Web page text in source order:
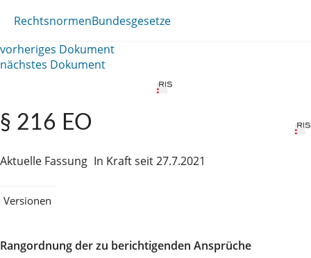
RechtsnormenBundesgesetze
vorheriges Dokument
nächstes Dokument
§ 216 EO
Aktuelle Fassung In Kraft seit 27.7.2021
Versionen
Rangordnung der zu berichtigenden Ansprüche